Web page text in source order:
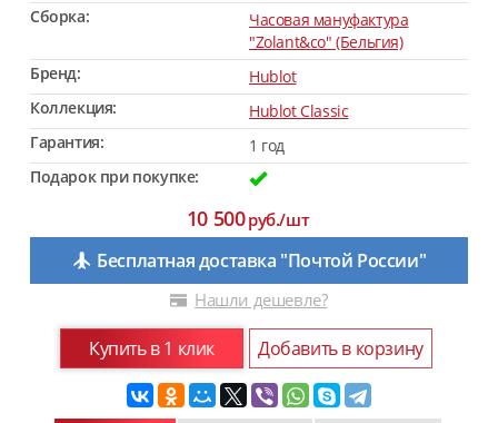
Сборка:
Часовая мануфактура
"Zolant&co" (Бельгия)
Бренд:
Hublot
Коллекция:
Hublot Classic
Гарантия:
1 год
Подарок при покупке:
10 500руб./шт
Бесплатная доставка "Почтой России"
Нашли дешевле?
Купить в 1 клик Добавить в корзину